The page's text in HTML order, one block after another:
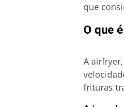
que
O que
A
frituras